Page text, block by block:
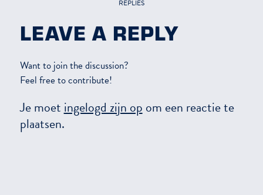
REPLIES
LEAVE A REPLY
Want to join the discussion?
Feel free to contribute!
Je moet ingelogd zijn op om een reactie te
plaatsen.